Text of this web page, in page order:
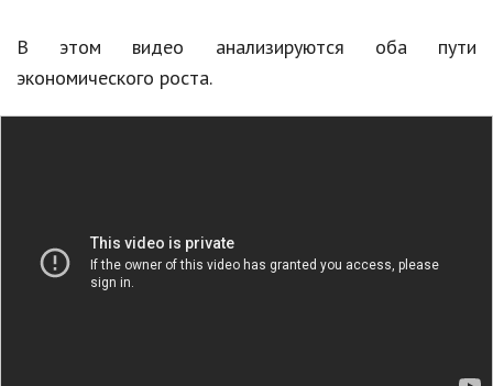
В этом видео анализируются оба пути
экономического роста.